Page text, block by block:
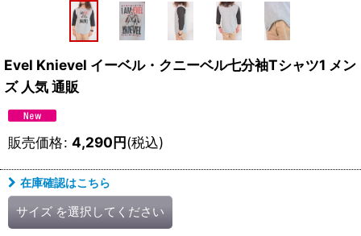
Evel Knievel イーベル・クニーベル七分袖Tシャツ1 メン
ズ 人気 通販
販売価格: 4,290円(税込)
在庫確認はこちら
サイズ を選択してください